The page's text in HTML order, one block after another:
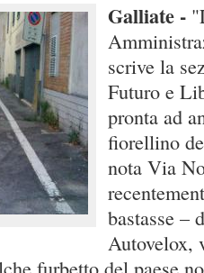
Galliate -
scrive la
Futuro e
pronta ad
fiorellino
nota Via
bastasse –
Autovelox,